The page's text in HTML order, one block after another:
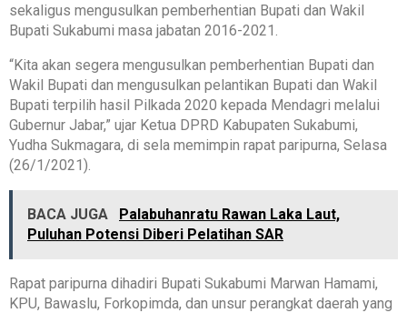
sekaligus mengusulkan pemberhentian Bupati dan Wakil
Bupati Sukabumi masa jabatan 2016-2021.
“Kita akan segera mengusulkan pemberhentian Bupati dan
Wakil Bupati dan mengusulkan pelantikan Bupati dan Wakil
Bupati terpilih hasil Pilkada 2020 kepada Mendagri melalui
Gubernur Jabar,” ujar Ketua DPRD Kabupaten Sukabumi,
Yudha Sukmagara, di sela memimpin rapat paripurna, Selasa
(26/1/2021).
BACA JUGA
Palabuhanratu Rawan Laka Laut,
Puluhan Potensi Diberi Pelatihan SAR
Rapat paripurna dihadiri Bupati Sukabumi Marwan Hamami,
KPU, Bawaslu, Forkopimda, dan unsur perangkat daerah yang